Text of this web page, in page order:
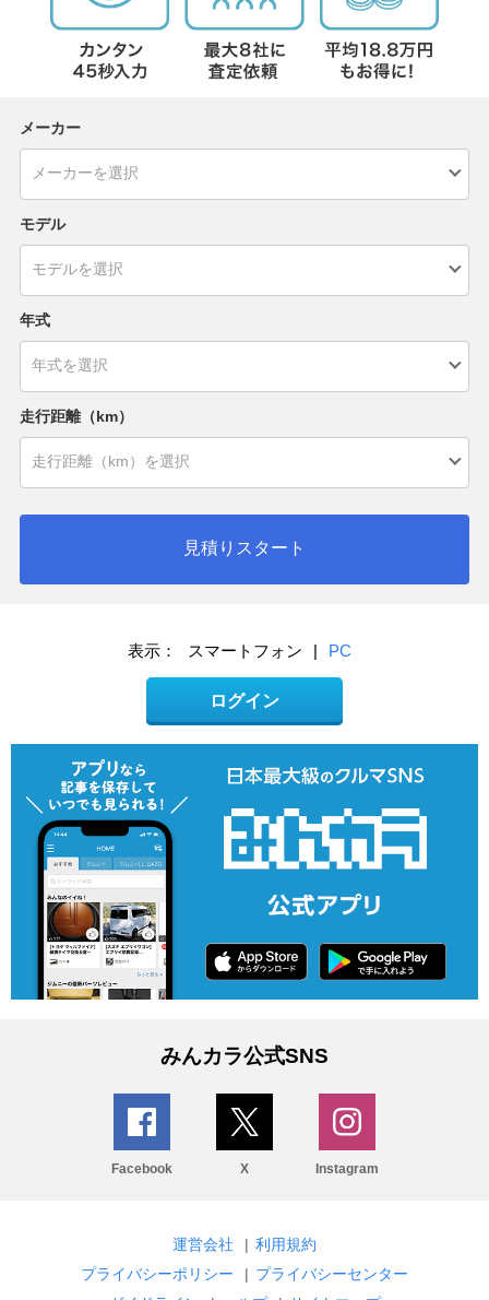
メーカー
モデル
年式
走行距離（km）
見積りスタート
表示： スマートフォン | PC
ログイン
みんカラ公式SNS
Facebook X Instagram
運営会社 | 利用規約
プライバシーポリシー
| プライバシーセンター